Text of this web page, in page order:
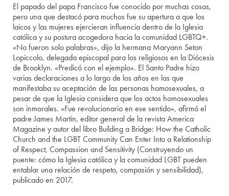
El papado del papa Francisco fue conocido por muchas cosas,
pero una que destacó para muchos fue su apertura a que los
laicos y las mujeres ejercieran influencia dentro de la Iglesia
católica y su postura acogedora hacia la comunidad LGBTQ+.
«No fueron solo palabras», dijo la hermana Maryann Seton
Lopiccolo, delegada episcopal para los religiosos en la Diócesis
de Brooklyn. «Predicó con el ejemplo». El Santo Padre hizo
varias declaraciones a lo largo de los años en las que
manifestaba su aceptación de las personas homosexuales, a
pesar de que la Iglesia considera que los actos homosexuales
son inmorales. «Fue revolucionario en ese sentido», afirmó el
padre James Martin, editor general de la revista America
Magazine y autor del libro Building a Bridge: How the Catholic
Church and the LGBT Community Can Enter Into a Relationship
of Respect, Compassion and Sensitivity (Construyendo un
puente: cómo la Iglesia católica y la comunidad LGBT pueden
entablar una relación de respeto, compasión y sensibilidad),
publicado en 2017.